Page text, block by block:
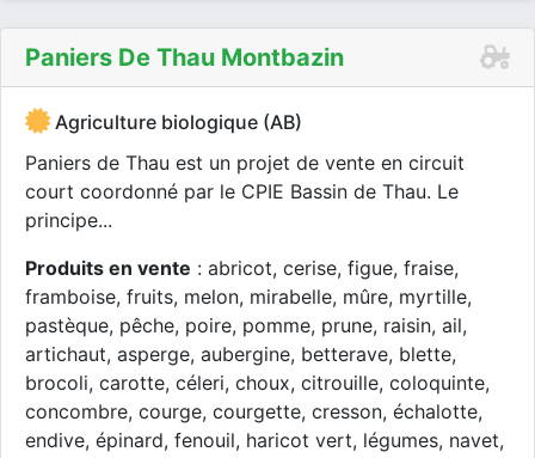
Paniers De Thau Montbazin
Agriculture biologique (AB)
Paniers de Thau est un projet de vente en circuit
court coordonné par le CPIE Bassin de Thau. Le
principe...
Produits en vente : abricot, cerise, figue, fraise,
framboise, fruits, melon, mirabelle, mûre, myrtille,
pastèque, pêche, poire, pomme, prune, raisin, ail,
artichaut, asperge, aubergine, betterave, blette,
brocoli, carotte, céleri, choux, citrouille, coloquinte,
concombre, courge, courgette, cresson, échalotte,
endive, épinard, fenouil, haricot vert, légumes, navet,